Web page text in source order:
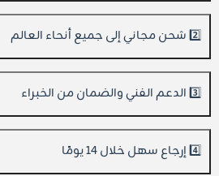
2️⃣ شحن مجاني إلى جميع أنحاء العالم
3️⃣ الدعم الفني والضمان من الخبراء
4️⃣ إرجاع سهل خلال 14 يومًا